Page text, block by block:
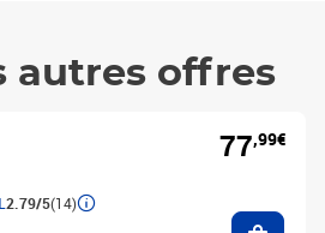
autres offres
2.79/5(14)
77,99€